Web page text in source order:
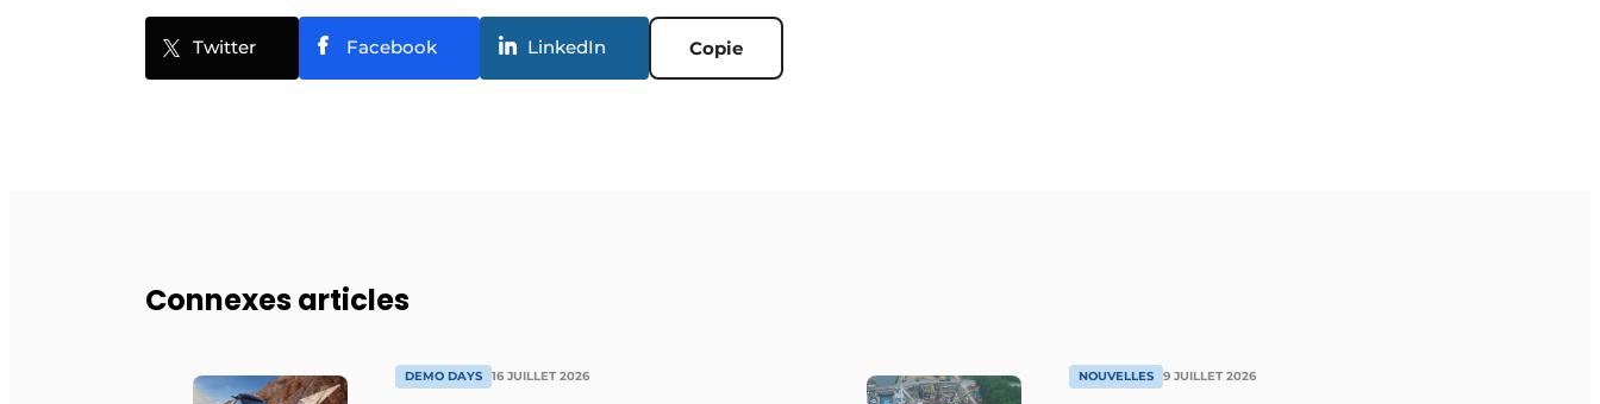
Twitter Facebook LinkedIn Copie
Connexes articles
DEMO DAYS 16 JUILLET 2026 NOUVELLES 9 JUILLET 2026